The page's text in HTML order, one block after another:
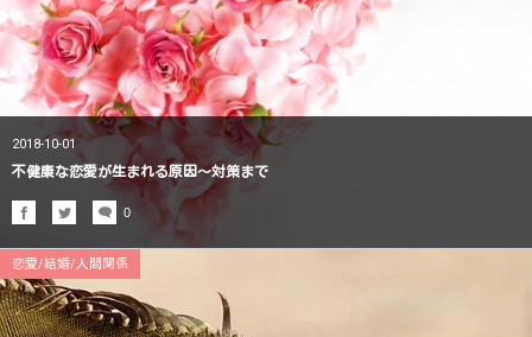
2018-10-01
不健康な恋愛が生まれる原因〜対策まで
0
恋愛/結婚/人間関係